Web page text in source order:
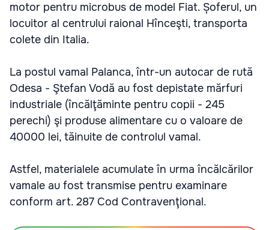
motor pentru microbus de model Fiat. Șoferul, un
locuitor al centrului raional Hînceşti, transporta
colete din Italia.
La postul vamal Palanca, într-un autocar de rută
Odesa - Ştefan Vodă au fost depistate mărfuri
industriale (încălţăminte pentru copii - 245
perechi) şi produse alimentare cu o valoare de
40000 lei, tăinuite de controlul vamal.
Astfel, materialele acumulate în urma încălcărilor
vamale au fost transmise pentru examinare
conform art. 287 Cod Contravenţional.